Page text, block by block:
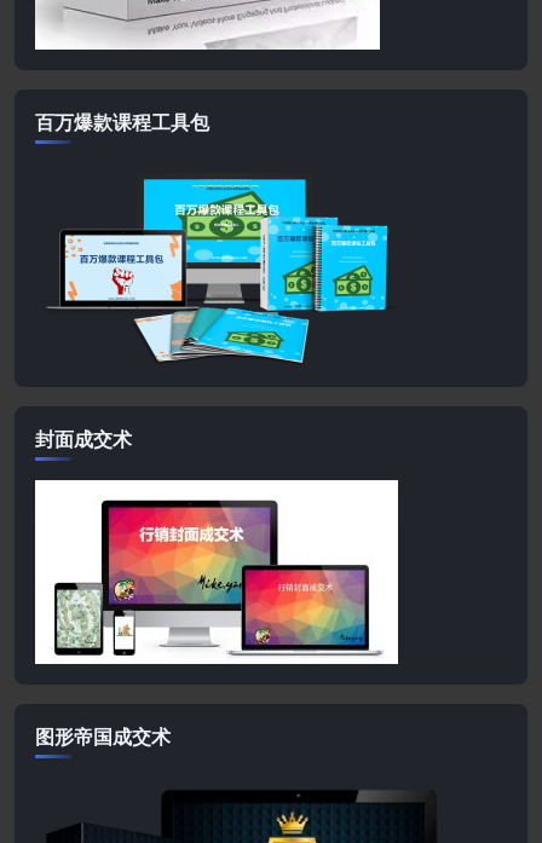
百万爆款课程工具包
封面成交术
图形帝国成交术